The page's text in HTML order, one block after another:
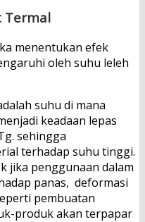
Termal
menentukan efek
oleh suhu leleh
suhu di mana
keadaan lepas
sehingga
terhadap suhu tinggi.
jika penggunaan dalam
panas, deformasi
pembuatan
produk akan terpapar